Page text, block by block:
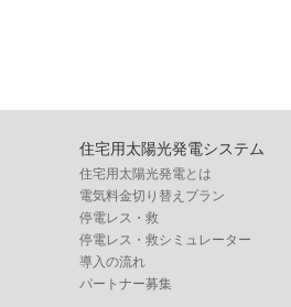
住宅用太陽光発電システム
住宅用太陽光発電とは
電気料金切り替えプラン
停電レス・救
停電レス・救シミュレーター
導入の流れ
パートナー募集